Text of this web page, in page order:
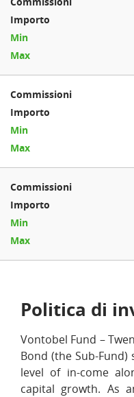
Politica di
Vontobel Fund –
Bond (the Sub-
level of in-come
capital growth. As